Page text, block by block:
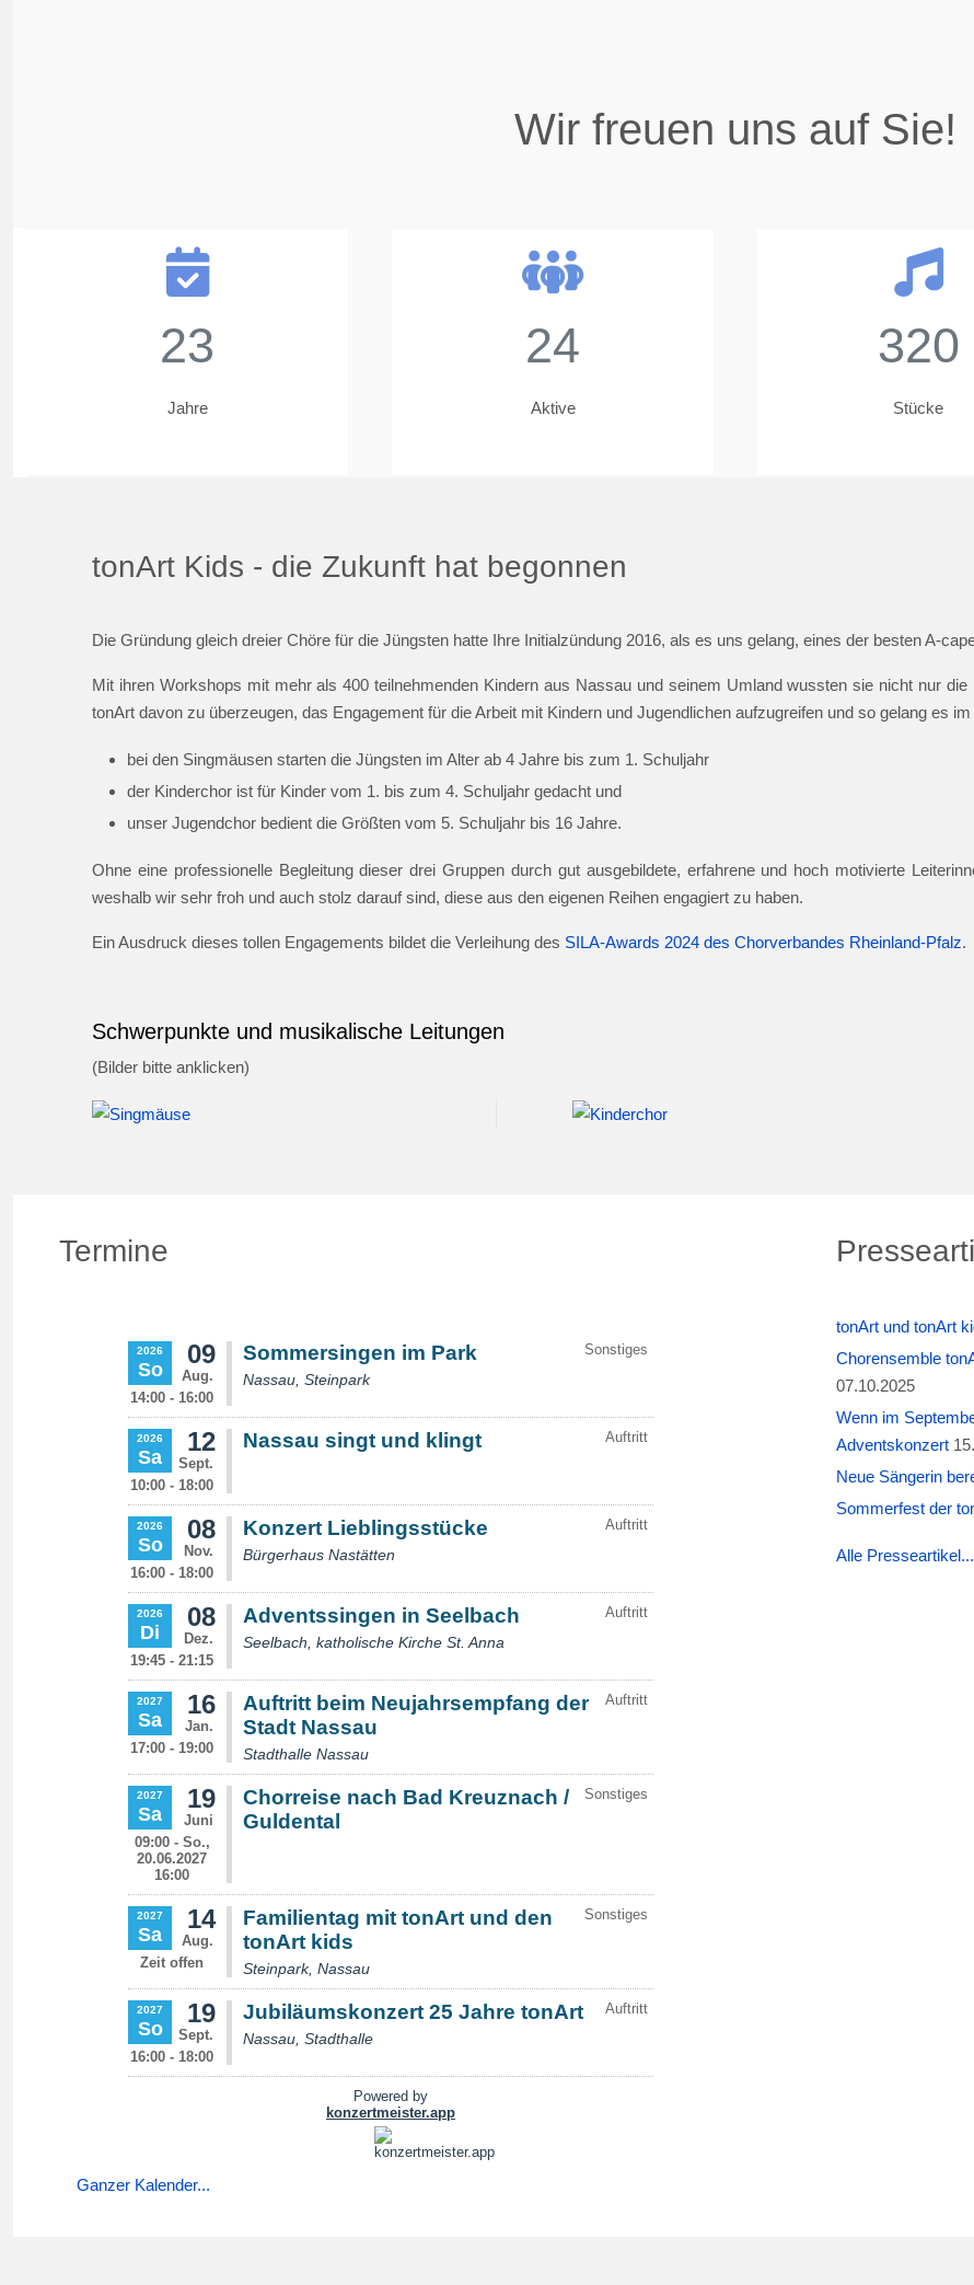
Wir freuen uns auf Sie!
23
Jahre
24
Aktive
320
Stücke
tonArt Kids - die Zukunft hat begonnen
Die Gründung gleich dreier Chöre für die Jüngsten hatte Ihre Initialzündung 2016, als es uns gelang, eines der besten A-
Mit ihren Workshops mit mehr als 400 teilnehmenden Kindern aus Nassau und seinem Umland wussten sie nicht nur
tonArt davon zu überzeugen, das Engagement für die Arbeit mit Kindern und Jugendlichen aufzugreifen und so gelang es
bei den Singmäusen starten die Jüngsten im Alter ab 4 Jahre bis zum 1. Schuljahr
der Kinderchor ist für Kinder vom 1. bis zum 4. Schuljahr gedacht und
unser Jugendchor bedient die Größten vom 5. Schuljahr bis 16 Jahre.
Ohne eine professionelle Begleitung dieser drei Gruppen durch gut ausgebildete, erfahrene und hoch motivierte
weshalb wir sehr froh und auch stolz darauf sind, diese aus den eigenen Reihen engagiert zu haben.
Ein Ausdruck dieses tollen Engagements bildet die Verleihung des SILA-Awards 2024 des Chorverbandes Rheinland-Pfalz.
Schwerpunkte und musikalische Leitungen
(Bilder bitte anklicken)
Termine
Ganzer Kalender...
tonArt und tonArt
Chorensemble
07.10.2025
Wenn im
Adventskonzert
Neue Sängerin
Sommerfest der
Alle Presseartikel...